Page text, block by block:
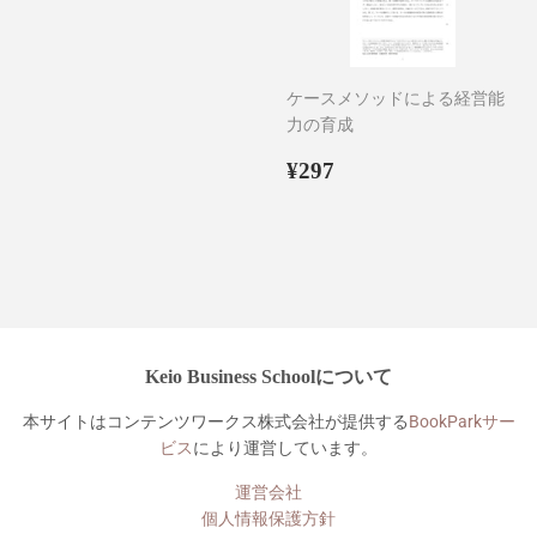
ケースメソッドによる経営能
力の育成
通
¥297
Keio Business Schoolについて
本サイトはコンテンツワークス株式会社が提供するBookParkサー
ビスにより運営しています。
運営会社
個人情報保護方針